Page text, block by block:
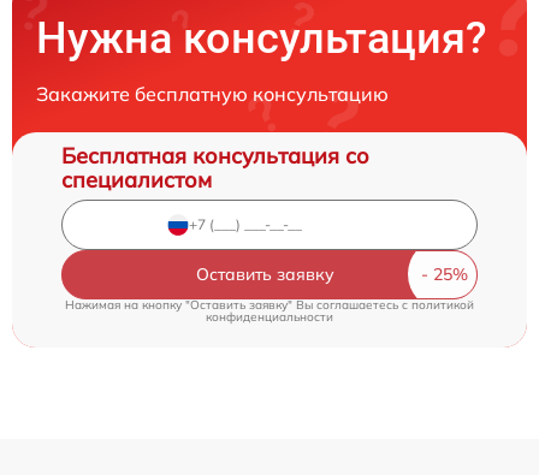
Нужна консультация?
Закажите бесплатную консультацию
Бесплатная консультация со
специалистом
Оставить заявку
Нажимая на кнопку "Оставить заявку" Вы соглашаетесь cполитикой
конфиденциальности